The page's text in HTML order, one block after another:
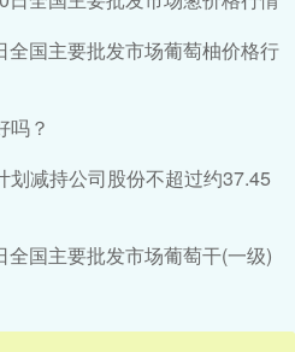
国主要批发市场葡萄柚价格行
吗？
划减持公司股份不超过约37.45
国主要批发市场葡萄干(一级)